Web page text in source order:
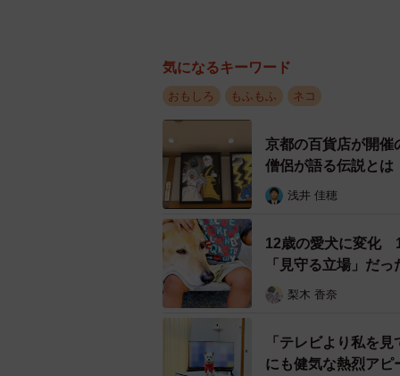
気になるキーワード
おもしろ もふもふ ネコ
京都の百貨店が開
僧侶が語る伝説とは
浅井 佳穂
12歳の愛犬に変化
「見守る立場」だ
梨木 香奈
「テレビより私を
にも健気な熱烈アピ